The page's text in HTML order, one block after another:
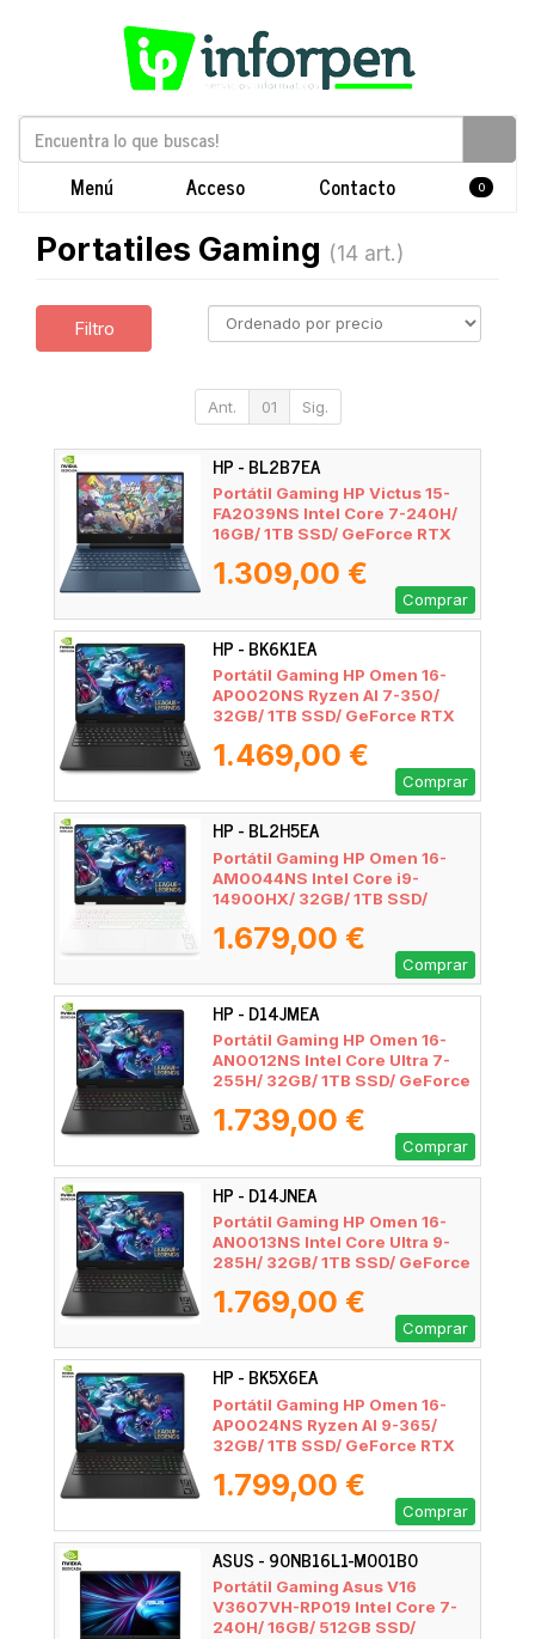
Menú Acceso Contacto 0
Portatiles Gaming (14 art.)
Filtro
Ant. 01 Sig.
HP - BL2B7EA
Portátil Gaming HP Victus 15-
FA2039NS Intel Core 7-240H/
16GB/ 1TB SSD/ GeForce RTX
Operativo
1.309,00 €
Comprar
HP - BK6K1EA
Portátil Gaming HP Omen 16-
AP0020NS Ryzen AI 7-350/
32GB/ 1TB SSD/ GeForce RTX
Operativo
1.469,00 €
Comprar
HP - BL2H5EA
Portátil Gaming HP Omen 16-
AM0044NS Intel Core i9-
14900HX/ 32GB/ 1TB SSD/
Sistema Operativo
1.679,00 €
Comprar
HP - D14JMEA
Portátil Gaming HP Omen 16-
AN0012NS Intel Core Ultra 7-
255H/ 32GB/ 1TB SSD/ GeForce
Operativo
1.739,00 €
Comprar
HP - D14JNEA
Portátil Gaming HP Omen 16-
AN0013NS Intel Core Ultra 9-
285H/ 32GB/ 1TB SSD/ GeForce
Operativo
1.769,00 €
Comprar
HP - BK5X6EA
Portátil Gaming HP Omen 16-
AP0024NS Ryzen AI 9-365/
32GB/ 1TB SSD/ GeForce RTX
Operativo
1.799,00 €
Comprar
ASUS - 90NB16L1-M001B0
Portátil Gaming Asus V16
V3607VH-RP019 Intel Core 7-
240H/ 16GB/ 512GB SSD/